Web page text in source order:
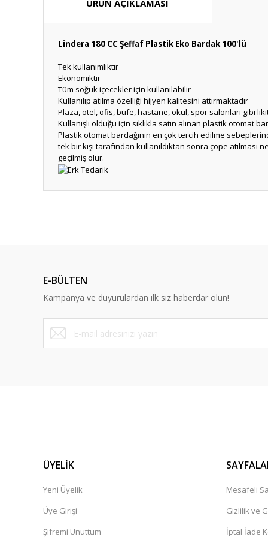
ÜRÜN AÇIKLAMASI
Lindera 180 CC Şeffaf Plastik Eko Bardak 100'lü
Tek kullanımlıktır
Ekonomiktir
Tüm soğuk içecekler için kullanılabilir
Kullanılıp atılma özelliği hijyen kalitesini attırmaktadır
Plaza, otel, ofis, büfe, hastane, okul, spor salonları gibi
Kullanışlı olduğu için sıklıkla satın alınan plastik otomat
Plastik otomat bardağının en çok tercih edilme
tek bir kişi tarafından kullanıldıktan sonra çöpe
geçilmiş olur.
Ürün bilgilerinde hatalar bulunuyor.
Ürün fiyatı diğer sitelerden daha pahalı.
Bu ürüne benzer farklı alternatifler olmalı.
E-BÜLTEN
Kampanya ve duyurulardan ilk siz haberdar olun!
ÜYELİK
Yeni Üyelik
Üye Girişi
Şifremi Unuttum
Mesafeli
Gizlilik ve
İptal İade